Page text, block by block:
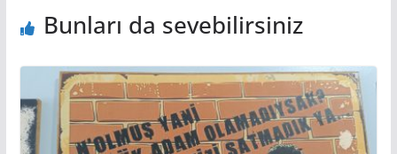
Bunları da sevebilirsiniz